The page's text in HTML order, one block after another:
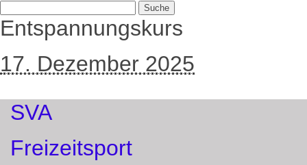
Entspannungskurs
17. Dezember 2025
SVA
Freizeitsport